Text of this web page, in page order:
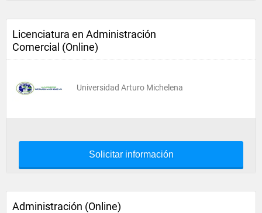
Licenciatura en Administración
Comercial (Online)
Universidad Arturo Michelena
Solicitar información
Administración (Online)